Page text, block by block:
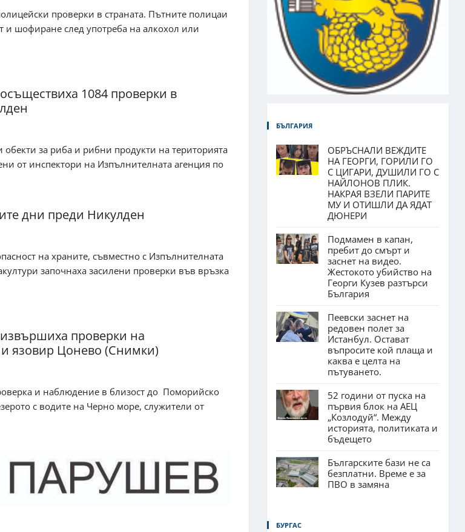
проверки в страната. Пътните полицаи
и шофиране след употреба на алкохол или
1084 проверки в
за риба и рибни продукти на територията
от инспектори на Изпълнителната агенция по
дни преди Никулден
на храните, съвместно с Изпълнителната
започнаха засилени проверки във връзка
проверки на
язовир Цонево (Снимки)
и наблюдение в близост до Поморийско
с водите на Черно море, служители от
БЪЛГАРИЯ
ОБРЪСНАЛИ ВЕЖДИТЕ
НА ГЕОРГИ, ГОРИЛИ ГО
С ЦИГАРИ, ДУШИЛИ ГО С
НАЙЛОНОВ ПЛИК.
НАКРАЯ ВЗЕЛИ ПАРИТЕ
МУ И ОТИШЛИ ДА ЯДАТ
ДЮНЕРИ
Подмамен в капан,
пребит до смърт и
заснет на видео.
Жестокото убийство на
Георги Кузев разтърси
България
Пеевски заснет на
редовен полет за
Истанбул. Остават
въпросите кой плаща и
каква е целта на
пътуването.
52 години от пуска на
първия блок на АЕЦ
„Козлодуй“. Между
историята, политиката и
бъдещето
Българските бази не са
безплатни. Време е за
ПВО в замяна
БУРГАС